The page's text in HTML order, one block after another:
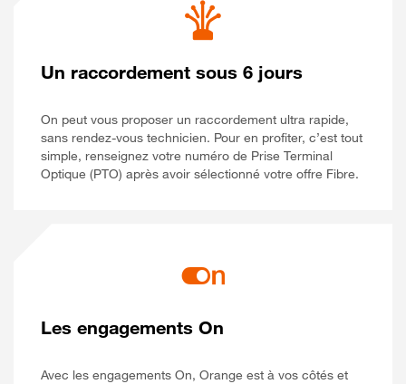
Un raccordement sous 6 jours
On peut vous proposer un raccordement ultra rapide,
sans rendez-vous technicien. Pour en profiter, c’est tout
simple, renseignez votre numéro de Prise Terminal
Optique (PTO) après avoir sélectionné votre offre Fibre.
Les engagements On
Avec les engagements On, Orange est à vos côtés et